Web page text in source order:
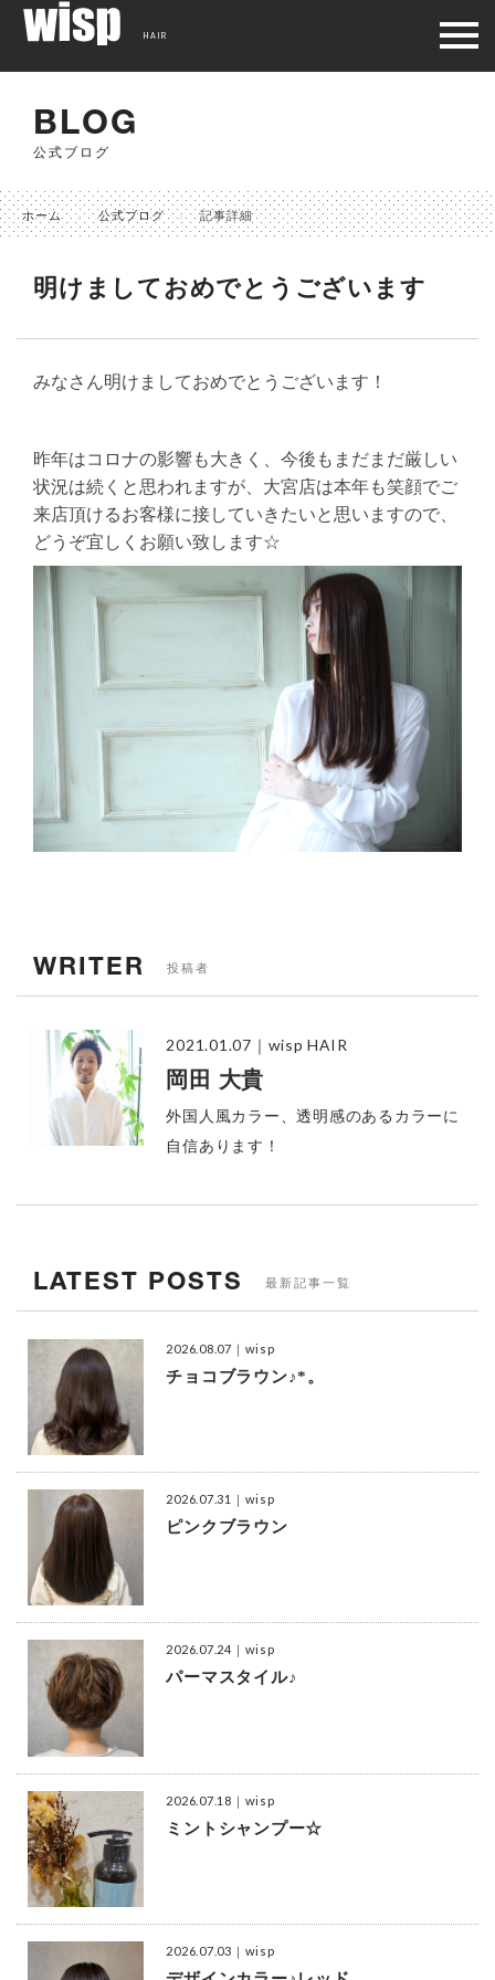
BLOG
公式ブログ
ホーム 公式ブログ 記事詳細
明けましておめでとうございます
みなさん明けましておめでとうございます！
昨年はコロナの影響も大きく、今後もまだまだ厳しい
状況は続くと思われますが、大宮店は本年も笑顔でご
来店頂けるお客様に接していきたいと思いますので、
どうぞ宜しくお願い致します☆
WRITER 投稿者
2021.01.07 ｜wisp HAIR
岡田 大貴
外国人風カラー、透明感のあるカラーに
自信あります！
LATEST POSTS 最新記事一覧
2026.08.07 ｜wisp
チョコブラウン♪*。
2026.07.31 ｜wisp
ピンクブラウン
2026.07.24 ｜wisp
パーマスタイル♪
2026.07.18 ｜wisp
ミントシャンプー☆
2026.07.03 ｜wisp
HAIR